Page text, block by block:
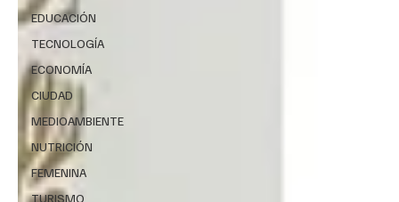
EDUCACIÓN
TECNOLOGÍA
ECONOMÍA
CIUDAD
MEDIOAMBIENTE
NUTRICIÓN
FEMENINA
TURISMO